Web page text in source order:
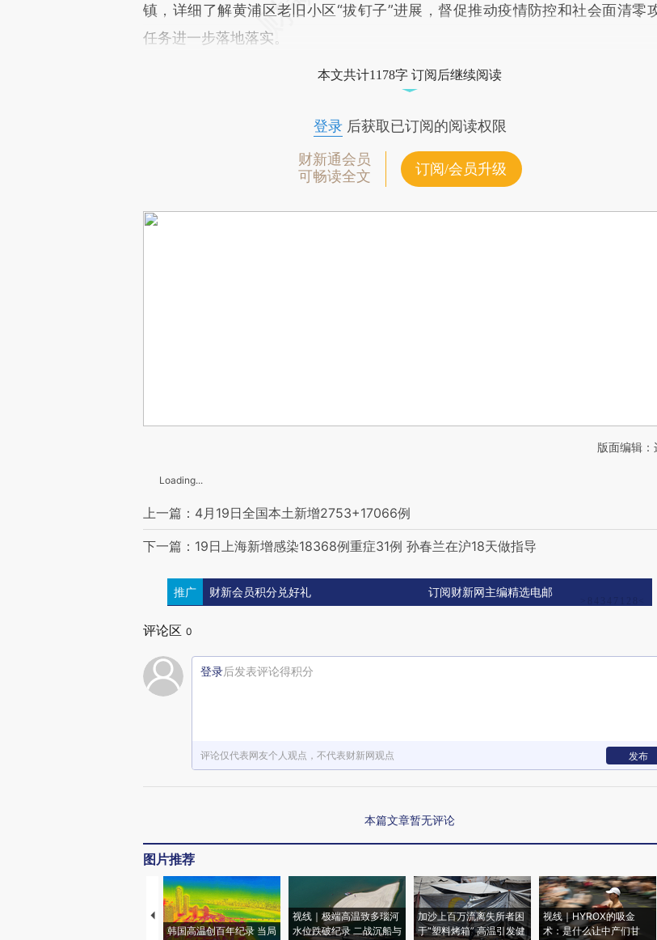
镇，详细了解黄浦区老旧小区“拔钉子”进展，督促推动疫情防控和社会面清零
任务进一步落地落实。
本文共计1178字 订阅后继续阅读
登录后获取已订阅的阅读权限
财新通会员
可畅读全文
订阅/会员升级
版面编辑：
Loading...
上一篇：4月19日全国本土新增2753+17066例
下一篇：19日上海新增感染18368例重症31例 孙春兰在沪18天做指导
推广 财新会员积分兑好礼 订阅财新网主编精选电邮
评论区 0
登录后发表评论得积分
评论仅代表网友个人观点，不代表财新网观点 发布
本篇文章暂无评论
图片推荐
韩国高温创百年纪录 当局
视线｜极端高温致多瑙河
水位跌破纪录 二战沉船与
加沙上百万流离失所者困
于“塑料烤箱” 高温引发健
视线｜HYROX的吸金
术：是什么让中产们甘